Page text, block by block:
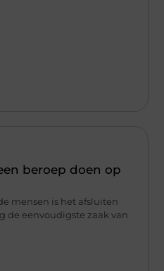
beroep doen op
mensen is het afsluiten
de eenvoudigste zaak van